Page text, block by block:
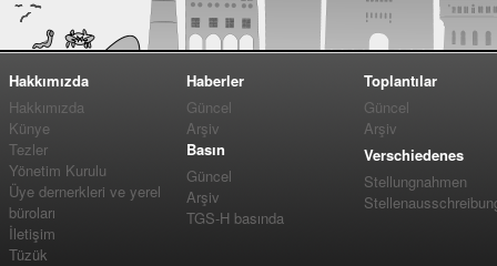
Hakkımızda
Hakkımızda
Künye
Tezler
Yönetim Kurulu
Üye dernerkleri ve yerel
büroları
İletişim
Tüzük
Haberler
Güncel
Arşiv
Basın
Güncel
Arşiv
TGS-H basında
Toplantılar
Güncel
Arşiv
Verschiedenes
Stellungnahmen